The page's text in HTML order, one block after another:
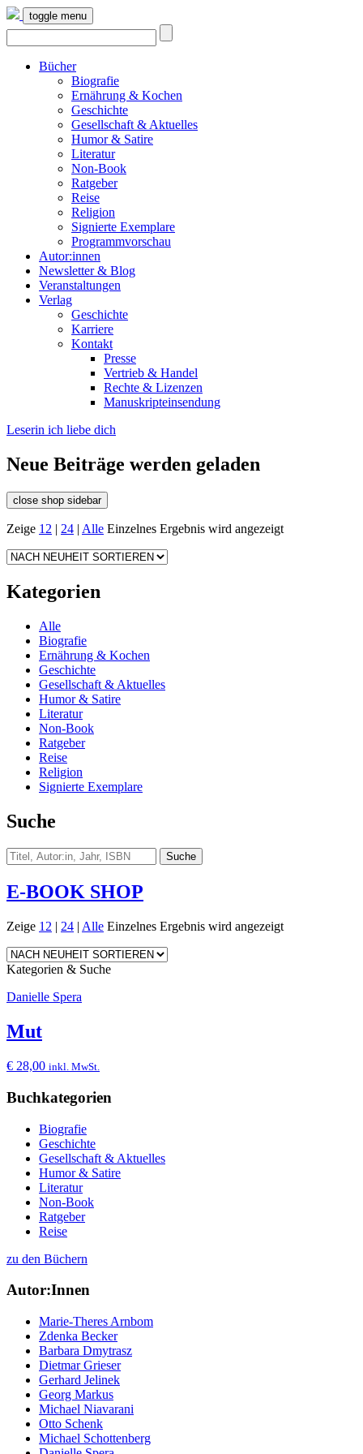
toggle menu
Bücher
Biografie
Ernährung & Kochen
Geschichte
Gesellschaft & Aktuelles
Humor & Satire
Literatur
Non-Book
Ratgeber
Reise
Religion
Signierte Exemplare
Programmvorschau
Autor:innen
Newsletter & Blog
Veranstaltungen
Verlag
Geschichte
Karriere
Kontakt
Presse
Vertrieb & Handel
Rechte & Lizenzen
Manuskripteinsendung
Leserin ich liebe dich
Neue Beiträge werden geladen
close shop sidebar
Zeige 12 | 24 | Alle Einzelnes Ergebnis wird angezeigt
Kategorien
Alle
Biografie
Ernährung & Kochen
Geschichte
Gesellschaft & Aktuelles
Humor & Satire
Literatur
Non-Book
Ratgeber
Reise
Religion
Signierte Exemplare
Suche
E-BOOK SHOP
Zeige 12 | 24 | Alle Einzelnes Ergebnis wird angezeigt
Kategorien & Suche
Danielle Spera
Mut
€ 28,00 inkl. MwSt.
Buchkategorien
Biografie
Geschichte
Gesellschaft & Aktuelles
Humor & Satire
Literatur
Non-Book
Ratgeber
Reise
zu den Büchern
Autor:Innen
Marie-Theres Arnbom
Zdenka Becker
Barbara Dmytrasz
Dietmar Grieser
Gerhard Jelinek
Georg Markus
Michael Niavarani
Otto Schenk
Michael Schottenberg